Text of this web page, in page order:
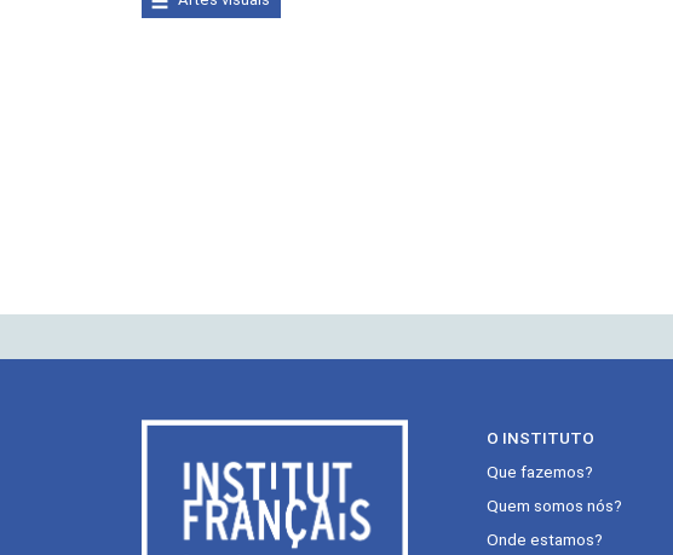
O INSTITUTO
Que fazemos?
Quem somos nós?
Onde estamos?